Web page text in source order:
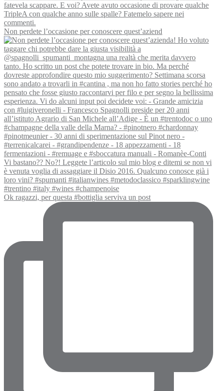
Non perdete l’occasione per conoscere quest’aziend
Ok ragazzi, per questa #bottiglia serviva un post